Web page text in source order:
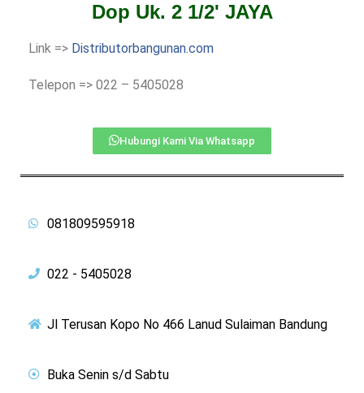
Dop Uk. 2 1/2' JAYA
Link => Distributorbangunan.com
Telepon => 022 – 5405028
Hubungi Kami Via Whatsapp
081809595918
022 - 5405028
Jl Terusan Kopo No 466 Lanud Sulaiman Bandung
Buka Senin s/d Sabtu